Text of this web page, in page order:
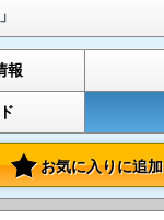
報
お気に入りに追加